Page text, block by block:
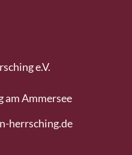
e.V.
am Ammersee
herrsching.de